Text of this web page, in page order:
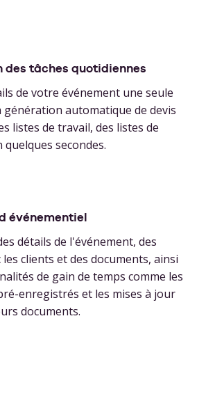
tâches quotidiennes
de votre événement une seule
génération automatique de devis
listes de travail, des listes de
secondes.
événementiel
détails de l'événement, des
clients et des documents, ainsi
de gain de temps comme les
enregistrés et les mises à jour
documents.